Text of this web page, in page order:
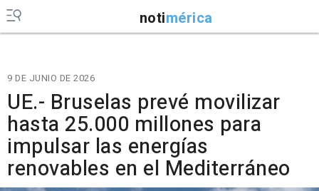
notimérica
9 DE JUNIO DE 2026
UE.- Bruselas prevé movilizar
hasta 25.000 millones para
impulsar las energías
renovables en el Mediterráneo